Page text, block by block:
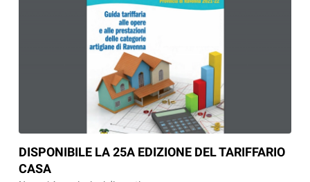
DISPONIBILE LA 25A EDIZIONE DEL TARIFFARIO
CASA